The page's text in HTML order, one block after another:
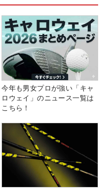
今年も男女プロが強い「キャ
ロウェイ」のニュース一覧は
こちら！